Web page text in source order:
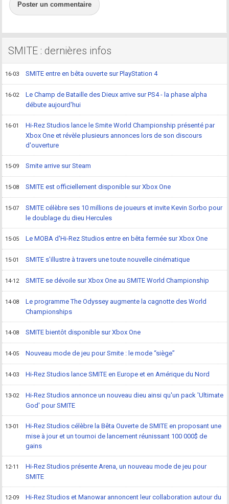
Poster un commentaire
SMITE : dernières infos
16-03 SMITE entre en bêta ouverte sur PlayStation 4
16-02
Le Champ de Bataille des Dieux arrive sur PS4 - la phase alpha
débute aujourd'hui
16-01
Hi-Rez Studios lance le Smite World Championship présenté par
Xbox One et révèle plusieurs annonces lors de son discours
d'ouverture
15-09 Smite arrive sur Steam
15-08 SMITE est officiellement disponible sur Xbox One
15-07
SMITE célèbre ses 10 millions de joueurs et invite Kevin Sorbo pour
le doublage du dieu Hercules
15-05 Le MOBA d'Hi-Rez Studios entre en bêta fermée sur Xbox One
15-01 SMITE s'illustre à travers une toute nouvelle cinématique
14-12 SMITE se dévoile sur Xbox One au SMITE World Championship
14-08
Le programme The Odyssey augmente la cagnotte des World
Championships
14-08 SMITE bientôt disponible sur Xbox One
14-05 Nouveau mode de jeu pour Smite : le mode “siège”
14-03 Hi-Rez Studios lance SMITE en Europe et en Amérique du Nord
13-02
Hi-Rez Studios annonce un nouveau dieu ainsi qu'un pack 'Ultimate
God' pour SMITE
13-01
Hi-Rez Studios célèbre la Bêta Ouverte de SMITE en proposant une
mise à jour et un tournoi de lancement réunissant 100 000$ de
gains
12-11
Hi-Rez Studios présente Arena, un nouveau mode de jeu pour
SMITE
12-09
Hi-Rez Studios et Manowar annoncent leur collaboration autour du